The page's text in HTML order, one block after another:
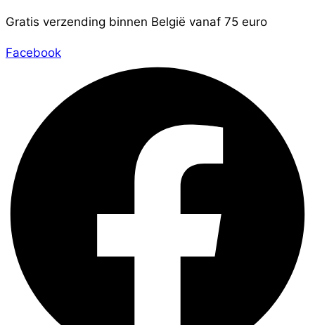
Gratis verzending binnen België vanaf 75 euro
Facebook